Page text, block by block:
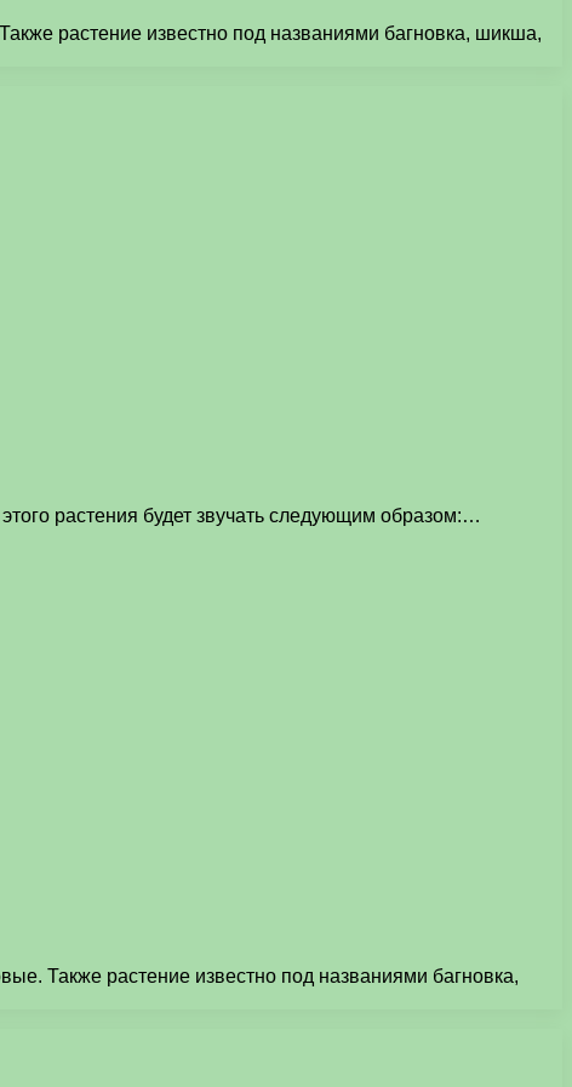
растение известно под названиями багновка, шикша,
растения будет звучать следующим образом:…
Также растение известно под названиями багновка,